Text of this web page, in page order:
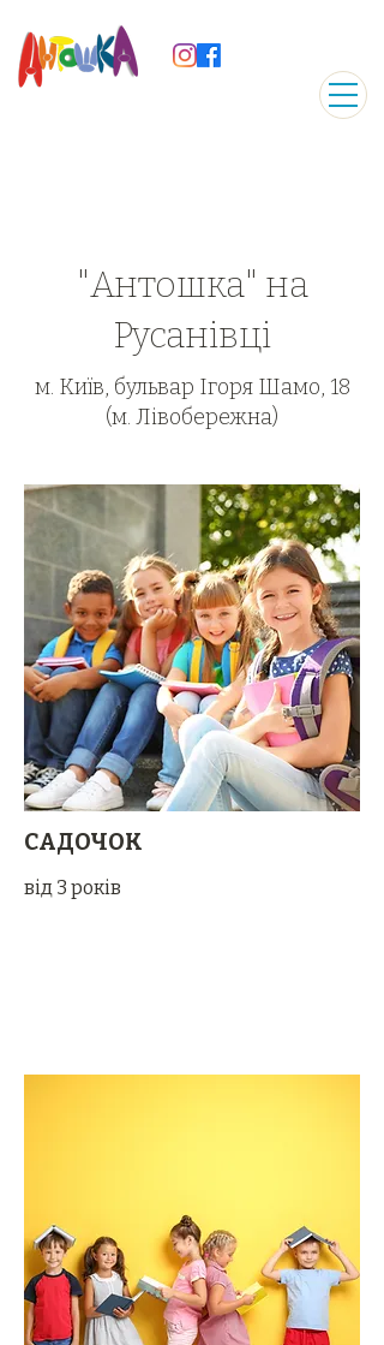
"Антошка" на
Русанівці
м. Київ, бульвар Ігоря Шамо, 18
(м. Лівобережна)
САДОЧОК
від 3 років